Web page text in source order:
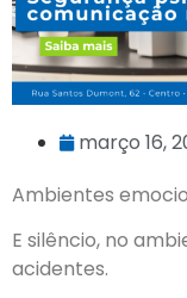
março 16,
Ambientes
E silêncio, no
acidentes.